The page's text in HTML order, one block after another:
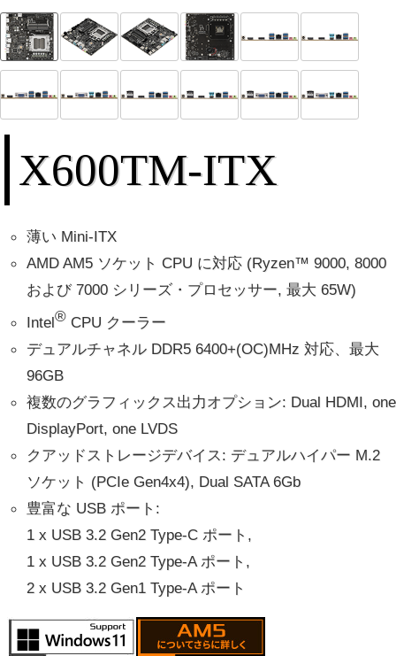
X600TM-ITX
薄い Mini-ITX
AMD AM5 ソケット CPU に対応 (Ryzen™ 9000, 8000
および 7000 シリーズ・プロセッサー, 最大 65W)
Intel® CPU クーラー
デュアルチャネル DDR5 6400+(OC)MHz 対応、最大
96GB
複数のグラフィックス出力オプション: Dual HDMI, one
DisplayPort, one LVDS
クアッドストレージデバイス: デュアルハイパー M.2
ソケット (PCIe Gen4x4), Dual SATA 6Gb
豊富な USB ポート:
1 x USB 3.2 Gen2 Type-C ポート,
1 x USB 3.2 Gen2 Type-A ポート,
2 x USB 3.2 Gen1 Type-A ポート